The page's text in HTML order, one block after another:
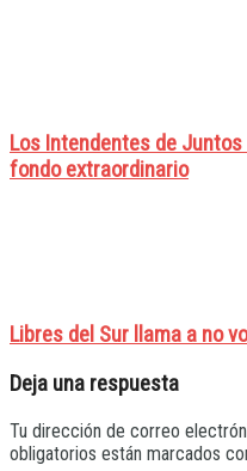
Los Intendentes de
fondo extraordinario
Libres del Sur llama a no
Deja una respuesta
Tu dirección de correo
obligatorios están marcados